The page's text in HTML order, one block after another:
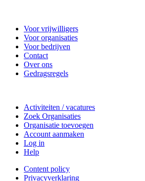
Voor vrijwilligers
Voor organisaties
Voor bedrijven
Contact
Over ons
Gedragsregels
Activiteiten / vacatures
Zoek Organisaties
Organisatie toevoegen
Account aanmaken
Log in
Help
Content policy
Privacyverklaring